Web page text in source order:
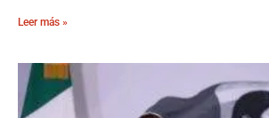
Leer más »